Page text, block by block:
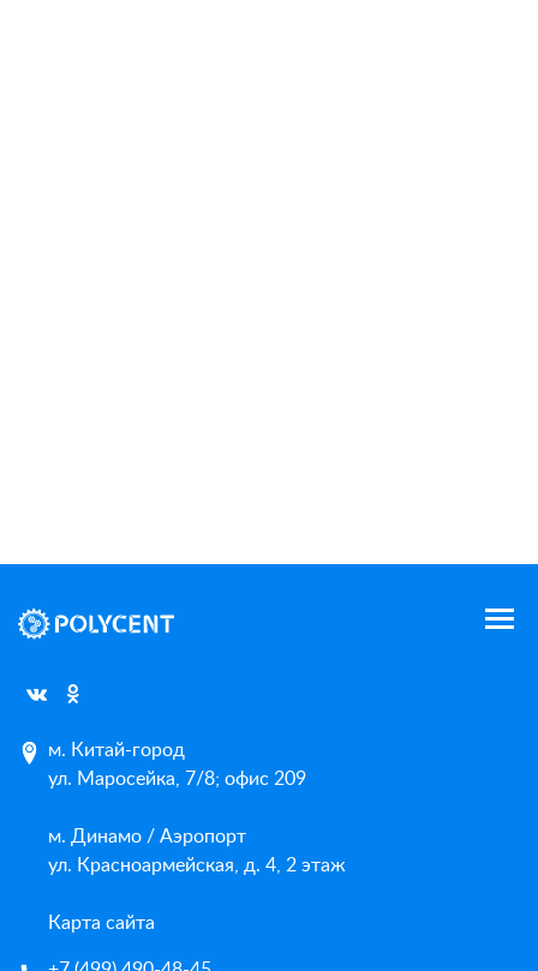
м. Китай-город
ул. Маросейка, 7/8; офис 209
м. Динамо / Аэропорт
ул. Красноармейская, д. 4, 2 этаж
Карта сайта